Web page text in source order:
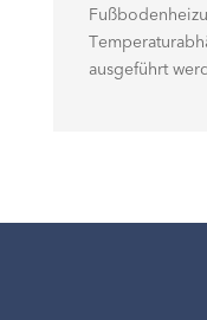
ausgeführt